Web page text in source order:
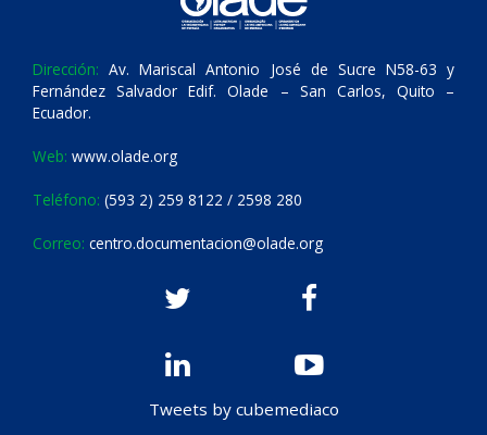
Dirección: Av. Mariscal Antonio José de Sucre N58-63 y
Fernández Salvador Edif. Olade – San Carlos, Quito –
Ecuador.
Web: www.olade.org
Teléfono: (593 2) 259 8122 / 2598 280
Correo: centro.documentacion@olade.org
Tweets by cubemediaco